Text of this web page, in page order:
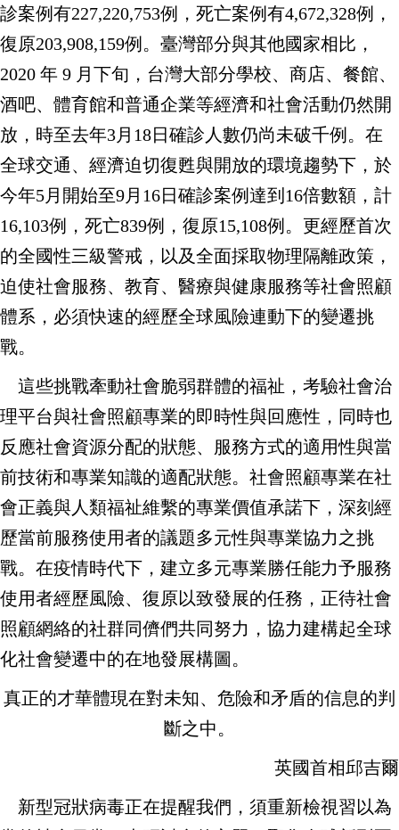
診案例有227,220,753例，死亡案例有4,672,328例，
復原203,908,159例。臺灣部分與其他國家相比，
2020 年 9 月下旬，台灣大部分學校、商店、餐館、
酒吧、體育館和普通企業等經濟和社會活動仍然開
放，時至去年3月 18日確診人數仍尚未破千例。在
全球交通、經濟迫切復甦與開放的環境趨勢下，於
今年5月開始至9月 16日確診案例達到 16倍數額，計
16,103例，死亡839例，復原15,108例。更經歷首次
的全國性三級警戒，以及全面採取物理隔離政策，
迫使社會服務、教育、醫療與健康服務等社會照顧
體系，必須快速的經歷全球風險連動下的變遷挑
戰。
這些挑戰牽動社會脆弱群體的福祉，考驗社會治
理平台與社會照顧專業的即時性與回應性，同時也
反應社會資源分配的狀態、服務方式的適用性與當
前技術和專業知識的適配狀態。社會照顧專業在社
會正義與人類福祉維繫的專業價值承諾下，深刻經
歷當前服務使用者的議題多元性與專業協力之挑
戰。在疫情時代下，建立多元專業勝任能力予服務
使用者經歷風險、復原以致發展的任務，正待社會
照顧網絡的社群同儕們共同努力，協力建構起全球
化社會變遷中的在地發展構圖。
真正的才華體現在對未知、危險和矛盾的信息的判
斷之中。
英國首相邱吉爾
新型冠狀病毒正在提醒我們，須重新檢視習以為